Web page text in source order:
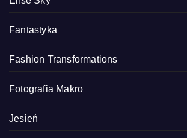
Fantastyka
Fashion Transformations
Fotografia Makro
Jesień